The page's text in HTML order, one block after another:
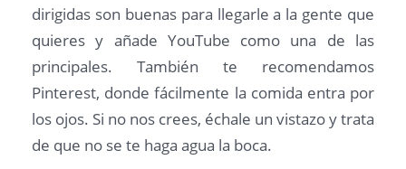
dirigidas son buenas para llegarle a la gente que
quieres y añade YouTube como una de las
principales. También te recomendamos
Pinterest, donde fácilmente la comida entra por
los ojos. Si no nos crees, échale un vistazo y trata
de que no se te haga agua la boca.